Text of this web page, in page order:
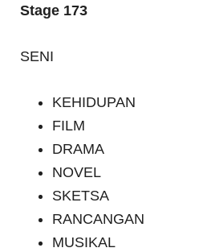
Stage 173
SENI
KEHIDUPAN
FILM
DRAMA
NOVEL
SKETSA
RANCANGAN
MUSIKAL